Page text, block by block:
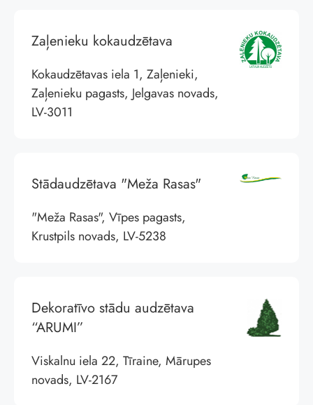
Zaļenieku kokaudzētava
Kokaudzētavas iela 1, Zaļenieki,
Zaļenieku pagasts, Jelgavas novads,
LV-3011
Stādaudzētava "Meža Rasas"
"Meža Rasas", Vīpes pagasts,
Krustpils novads, LV-5238
Dekoratīvo stādu audzētava
“ARUMI”
Viskalnu iela 22, Tīraine, Mārupes
novads, LV-2167